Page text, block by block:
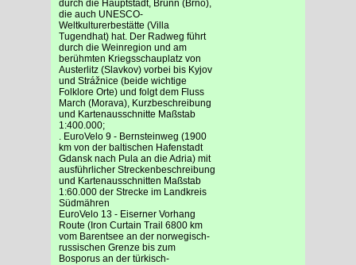
durch die Hauptstadt, Brünn (Brno),
die auch UNESCO-
Weltkulturerbestätte (Villa
Tugendhat) hat. Der Radweg führt
durch die Weinregion und am
berühmten Kriegsschauplatz von
Austerlitz (Slavkov) vorbei bis Kyjov
und Strážnice (beide wichtige
Folklore Orte) und folgt dem Fluss
March (Morava), Kurzbeschreibung
und Kartenausschnitte Maßstab
1:400.000;
. EuroVelo 9 - Bernsteinweg (1900
km von der baltischen Hafenstadt
Gdansk nach Pula an die Adria) mit
ausführlicher Streckenbeschreibung
und Kartenausschnitten Maßstab
1:60.000 der Strecke im Landkreis
Südmähren
EuroVelo 13 - Eiserner Vorhang
Route (Iron Curtain Trail 6800 km
vom Barentsee an der norwegisch-
russischen Grenze bis zum
Bosporus an der türkisch-